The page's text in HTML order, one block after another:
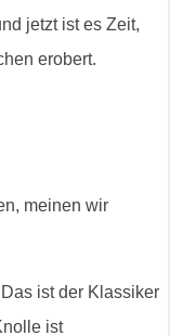
jetzt ist es Zeit,
erobert.
meinen wir
ist der Klassiker
ist